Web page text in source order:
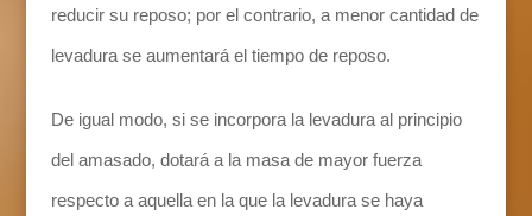
reducir su reposo; por el contrario, a menor cantidad de
levadura se aumentará el tiempo de reposo.
De igual modo, si se incorpora la levadura al principio
del amasado, dotará a la masa de mayor fuerza
respecto a aquella en la que la levadura se haya